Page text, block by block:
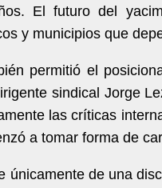
El futuro del
y municipios que
permitió el
sindical Jorge
las críticas
a tomar forma de
únicamente de una